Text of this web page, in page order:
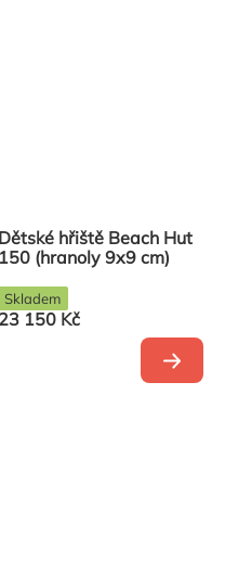
Dětské hřiště Beach Hut
150 (hranoly 9x9 cm)
23 150 Kč
Skladem